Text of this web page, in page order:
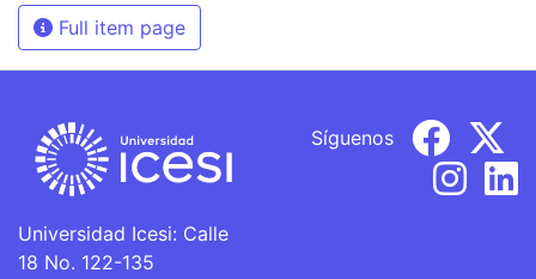
Full item page
Universidad Icesi: Calle
18 No. 122-135
Síguenos